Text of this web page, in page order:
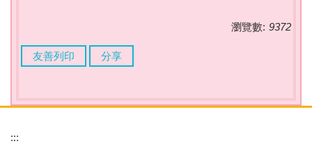
瀏覽數: 9372
友善列印 分享
:::